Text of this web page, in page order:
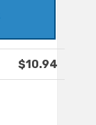
$10.94